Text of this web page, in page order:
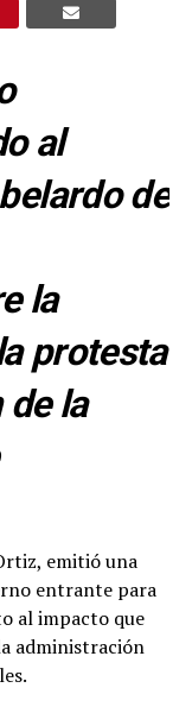
al
de
la
protesta
la
emitió una
entrante para
al impacto que
administración